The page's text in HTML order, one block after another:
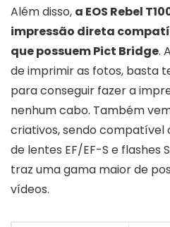
Além disso, a EOS Rebel
impressão direta
que possuem Pict Bridge.
de imprimir as fotos, basta
para conseguir fazer a
nenhum cabo. Também
criativos, sendo
de lentes EF/EF-S e flashes
traz uma gama maior de
vídeos.